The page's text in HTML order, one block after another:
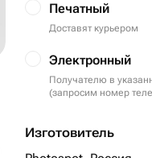
Печатный
Доставят курьером
Электронный
Получателю в
(запросим номер
Изготовитель